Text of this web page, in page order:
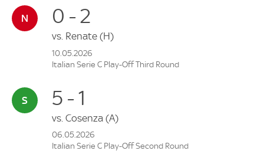
0 - 2
vs. Renate (H)
10.05.2026
Italian Serie C Play-Off Third Round
5 - 1
vs. Cosenza (A)
06.05.2026
Italian Serie C Play-Off Second Round